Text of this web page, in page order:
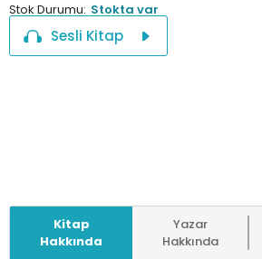
Stok Durumu: Stokta var
Sesli Kitap
Kitap
Hakkında
Yazar
Hakkında